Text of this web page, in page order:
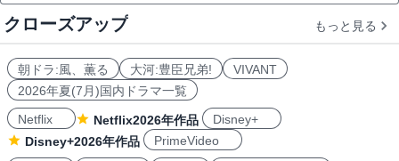
クローズアップ もっと見る
朝ドラ:風、薫る 大河:豊臣兄弟!
VIVANT
2026年夏(7月)国内ドラマ一覧
Netflix
Netflix2026年作品
Disney+
Disney+2026年作品
PrimeVideo